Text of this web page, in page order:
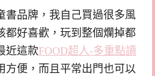
書品牌，我自己買過很多風
都好喜歡，玩到整個爛掉都
近這款FOOD超人-多重點讀
方便，而且平常出門也可以